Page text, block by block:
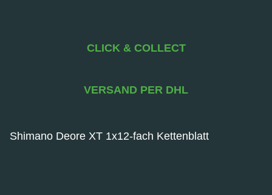
CLICK & COLLECT
VERSAND PER DHL
Shimano Deore XT 1x12-fach Kettenblatt